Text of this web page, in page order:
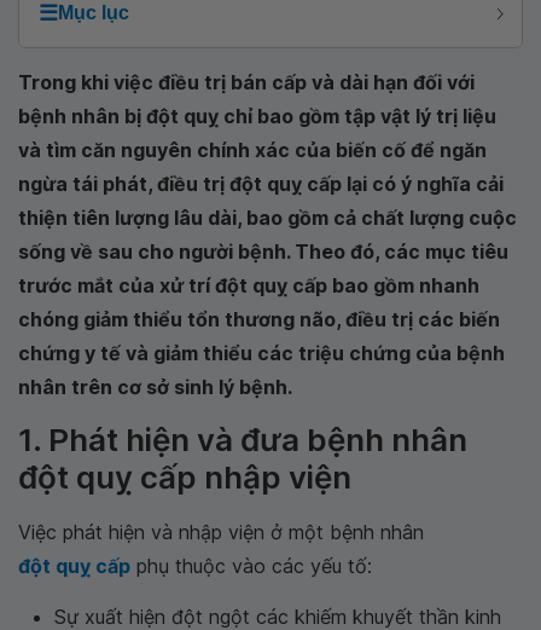
☰Mục lục
Trong khi việc điều trị bán cấp và dài hạn đối với
bệnh nhân bị đột quỵ chỉ bao gồm tập vật lý trị liệu
và tìm căn nguyên chính xác của biến cố để ngăn
ngừa tái phát, điều trị đột quỵ cấp lại có ý nghĩa cải
thiện tiên lượng lâu dài, bao gồm cả chất lượng cuộc
sống về sau cho người bệnh. Theo đó, các mục tiêu
trước mắt của xử trí đột quỵ cấp bao gồm nhanh
chóng giảm thiểu tổn thương não, điều trị các biến
chứng y tế và giảm thiểu các triệu chứng của bệnh
nhân trên cơ sở sinh lý bệnh.
1. Phát hiện và đưa bệnh nhân
đột quỵ cấp nhập viện
Việc phát hiện và nhập viện ở một bệnh nhân
đột quỵ cấp phụ thuộc vào các yếu tố:
Sự xuất hiện đột ngột các khiếm khuyết thần kinh